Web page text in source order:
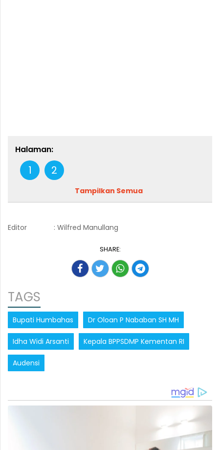
Halaman:
1 2
Tampilkan Semua
Editor : Wilfred Manullang
SHARE:
TAGS
Bupati Humbahas Dr Oloan P Nababan SH MH
Idha Widi Arsanti Kepala BPPSDMP Kementan RI
Audensi